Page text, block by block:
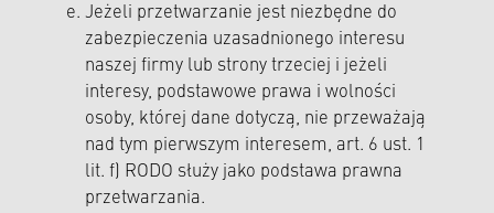
Jeżeli przetwarzanie jest niezbędne do
zabezpieczenia uzasadnionego interesu
naszej firmy lub strony trzeciej i jeżeli
interesy, podstawowe prawa i wolności
osoby, której dane dotyczą, nie przeważają
nad tym pierwszym interesem, art. 6 ust. 1
lit. f) RODO służy jako podstawa prawna
przetwarzania.